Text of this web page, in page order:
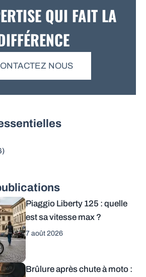
QUI FAIT LA
NOUS
Piaggio Liberty 125 : quelle
est sa vitesse max ?
7 août 2026
Brûlure après chute à moto :